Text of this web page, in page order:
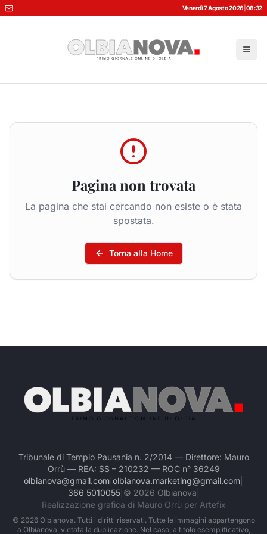
Venerdì 7 Agosto 2026 08:32
Pagina non trovata
La pagina che stai cercando non esiste o è stata
spostata.
Torna alla Home
Tribunale di Tempio Pausania n. 2/2014 — Direttore: Mauro
Orrù — REA: SS – 210232 — ROC n° 36249
olbianova@gmail.com olbianova.marketing@gmail.com
366 5010055| © 2026 Olbianova
Realizzazione grafica di Mauro Orrù per Artefix
© 2026Olbianova. Tutti i diritti riservati. Tutte le immagini appartengono
a Olbianova, vietata la duplicazione. Nel caso, a titolo esemplificativo,